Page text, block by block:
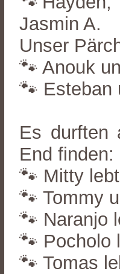
Jasmin A.
Unser
🐾 Anouk
🐾 Esteban
Es durften
End finden:
🐾 Mitty
🐾 Tommy
🐾 Naranjo
🐾 Pocholo
🐾 Tomas